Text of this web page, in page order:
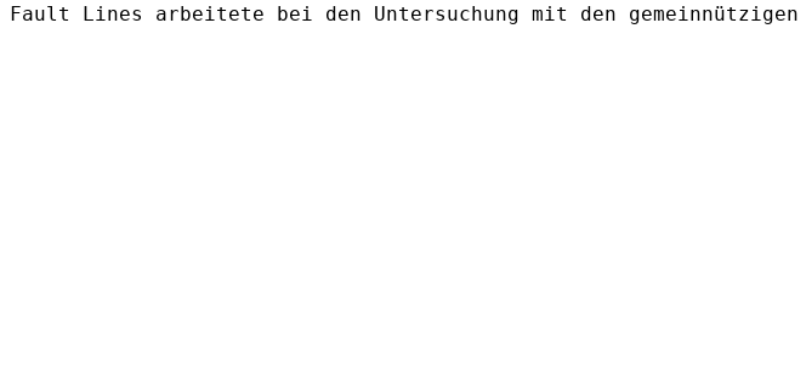
Fault Lines arbeitete bei den Untersuchung mit den